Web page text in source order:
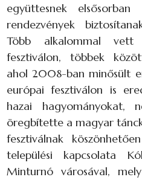
együttesnek
rendezvények
Több alkalommal
fesztiválon, többek
ahol 2008-ban minősült
európai fesztiválon is
hazai hagyományokat,
öregbítette a magyar
fesztiválnak
települési kapcsolata
Minturnó városával,